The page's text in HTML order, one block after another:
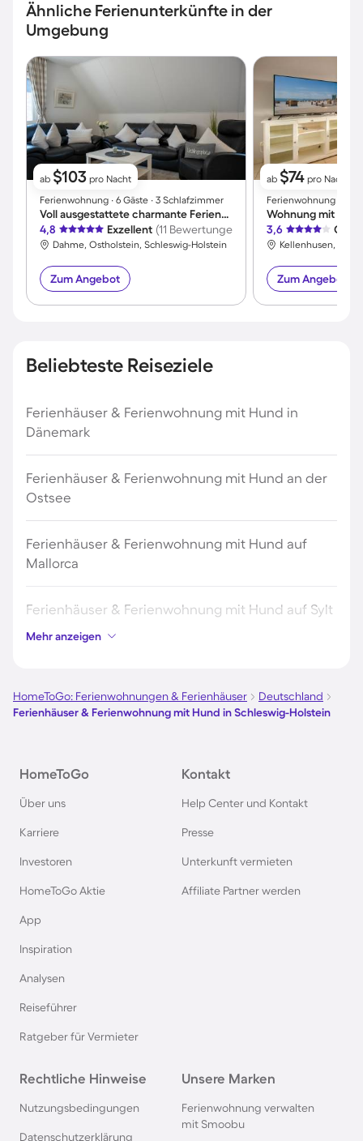
Ähnliche Ferienunterkünfte in der
Umgebung
ab $103 pro Nacht
Ferienwohnung ∙ 6 Gäste ∙ 3 Schlafzimmer
Voll ausgestattete charmante Ferienwohnung mit Garten | Meerblick | Neben dem Strand
4,8
Exzellent (11 Bewertungen)
Dahme, Ostholstein, Schleswig-Holstein
Zum Angebot
ab $74 pro Nacht
Ferienwohnung ∙ 4
3,6 Gut
Zum Angebot
Beliebteste Reiseziele
Ferienhäuser & Ferienwohnung mit Hund in
Dänemark
Ferienhäuser & Ferienwohnung mit Hund an der
Ostsee
Ferienhäuser & Ferienwohnung mit Hund auf
Mallorca
Ferienhäuser & Ferienwohnung mit Hund auf Sylt
Ferienhäuser & Ferienwohnung mit Hund auf
Bodensee
Ferienhäuser & Ferienwohnung mit Hund am
Ferienhäuser & Ferienwohnung mit Hund an der
Nordsee
Ferienhäuser & Ferienwohnung mit Hund im
Allgäu
Mehr anzeigen
HomeToGo: Ferienwohnungen & Ferienhäuser
Deutschland
Ferienhäuser & Ferienwohnung mit Hund in Schleswig-Holstein
HomeToGo
Über uns
Karriere
Investoren
HomeToGo Aktie
App
Inspiration
Analysen
Reiseführer
Ratgeber für Vermieter
Kontakt
Help Center und Kontakt
Presse
Unterkunft vermieten
Affiliate Partner werden
Rechtliche Hinweise
Nutzungsbedingungen
Datenschutzerklärung
Unsere Marken
Ferienwohnung verwalten
mit Smoobu